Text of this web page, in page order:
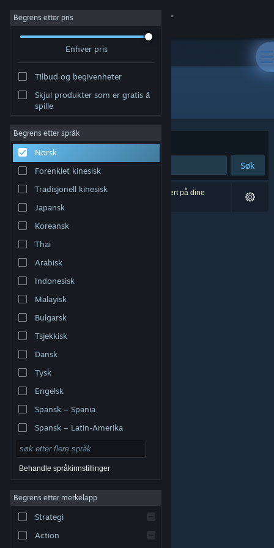
Logg inn
Om
Kundestøtte
Bytt språk
Skaff deg Steam-appen på mobil
Vis skrivebordsversjon
© Valve Corporation. Alle rettigheter reservert. Alle
Retningslinjer for personvern
Tilgjengelighet
|Steams abonnementsavtale
Refusjoner
Begrens etter pris
Enhver pris
Tilbud og begivenheter
Skjul produkter som er gratis å
spille
Begrens etter språk
Norsk
Forenklet kinesisk
Tradisjonell kinesisk
Japansk
Koreansk
Thai
Arabisk
Indonesisk
Malayisk
Bulgarsk
Tsjekkisk
Dansk
Tysk
Engelsk
Spansk – Spania
Spansk – Latin-Amerika
Behandle språkinnstillinger
Begrens etter merkelapp
Strategi
Action
Utvikler: Google Inc.
Sorter etter Relevans
Søk
0 treff på søket. 9 produkter er blitt utelukket basert på dine
innstillinger.